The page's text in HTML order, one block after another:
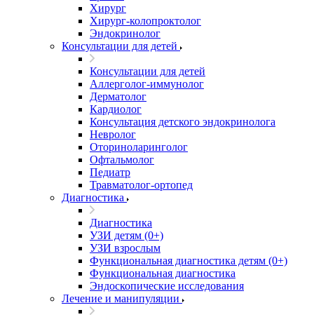
Хирург
Хирург-колопроктолог
Эндокринолог
Консультации для детей
Консультации для детей
Аллерголог-иммунолог
Дерматолог
Кардиолог
Консультация детского эндокринолога
Невролог
Оториноларинголог
Офтальмолог
Педиатр
Травматолог-ортопед
Диагностика
Диагностика
УЗИ детям (0+)
УЗИ взрослым
Функциональная диагностика детям (0+)
Функциональная диагностика
Эндоскопические исследования
Лечение и манипуляции